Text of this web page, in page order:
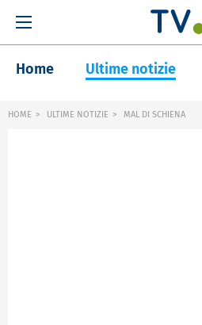
Home Ultime notizie
HOME ULTIME NOTIZIE MAL DI SCHIENA